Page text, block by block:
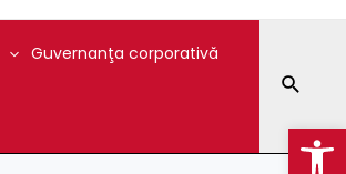
Guvernanţa corporativă